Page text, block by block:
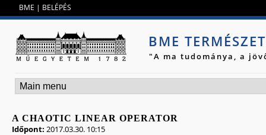
BME | BELÉPÉS
BME
"A ma tudománya, a
A CHAOTIC LINEAR OPERATOR
Időpont: 2017.03.30. 10:15